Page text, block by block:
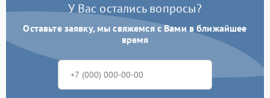
У Вас остались вопросы?
Оставьте заявку, мы свяжемся с Вами в ближайшее
время